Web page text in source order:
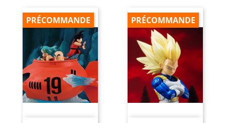
PRÉCOMMANDE PRÉCOMMANDE